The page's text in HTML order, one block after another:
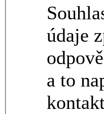
údaje
a to